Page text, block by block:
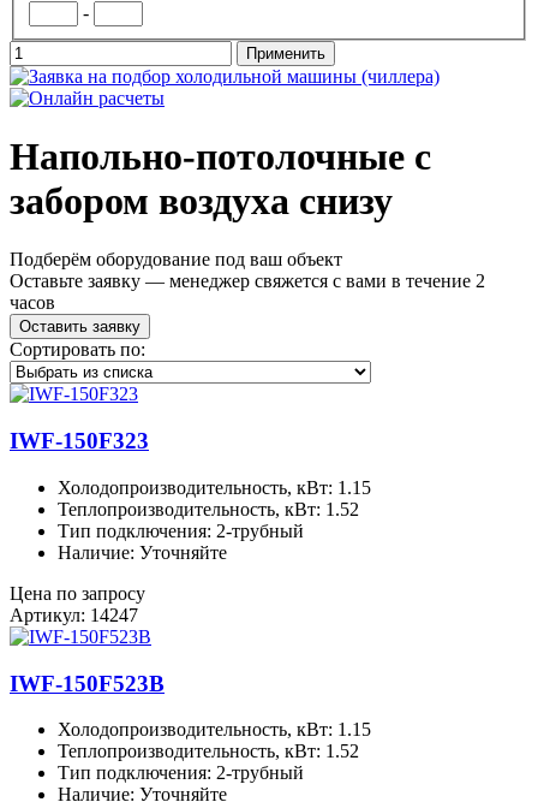
-
Напольно-потолочные с
забором воздуха снизу
Подберём оборудование под ваш объект
Оставьте заявку — менеджер свяжется с вами в течение 2
часов
Оставить заявку
Сортировать по:
IWF-150F323
Холодопроизводительность, кВт: 1.15
Теплопроизводительность, кВт: 1.52
Тип подключения: 2-трубный
Наличие: Уточняйте
Цена по запросу
Артикул: 14247
IWF-150F523B
Холодопроизводительность, кВт: 1.15
Теплопроизводительность, кВт: 1.52
Тип подключения: 2-трубный
Наличие: Уточняйте